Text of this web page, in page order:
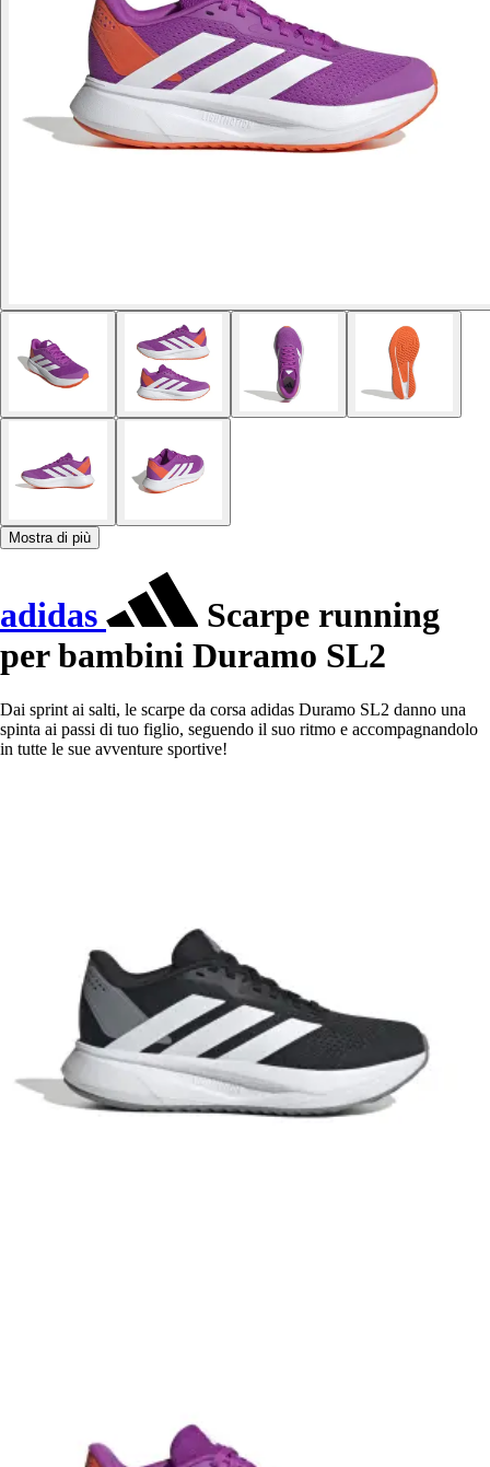
Mostra di più
adidas
Scarpe running
per bambini Duramo SL2
Dai sprint ai salti, le scarpe da corsa adidas Duramo SL2 danno una
spinta ai passi di tuo figlio, seguendo il suo ritmo e accompagnandolo
in tutte le sue avventure sportive!